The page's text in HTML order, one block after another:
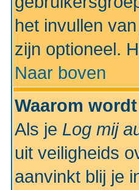
het invullen
zijn optioneel.
Naar boven
Waarom
Als je Log mij
uit veiligheids
aanvinkt blij je